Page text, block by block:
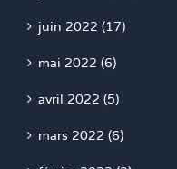
juin 2022 (17)
mai 2022 (6)
avril 2022 (5)
mars 2022 (6)